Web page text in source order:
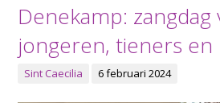
Denekamp:
jongeren, tieners en
Sint Caecilia 6 februari 2024